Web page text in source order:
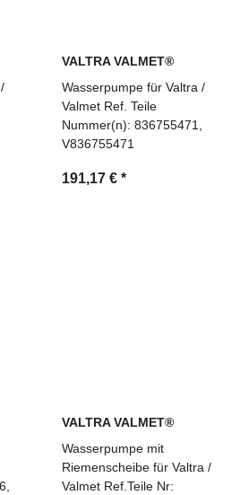
VALTRA VALMET®
Wasserpumpe für Valtra /
Valmet Ref. Teile
Nummer(n): 836755471,
V836755471
191,17 € *
VALTRA VALMET®
Wasserpumpe mit
Riemenscheibe für Valtra /
Valmet Ref.Teile Nr: